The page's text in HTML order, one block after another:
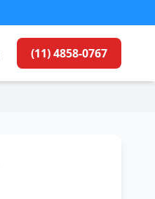
(11) 4858-0767